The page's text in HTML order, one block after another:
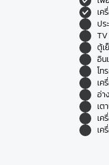
เค
ป
TV
ตู้เ
อิน
โท
เค
อ่า
เต
เค
เค